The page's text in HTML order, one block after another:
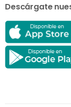
Descárgate